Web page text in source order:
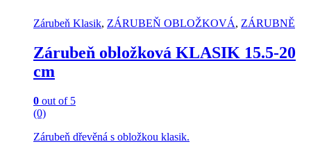
may
be
chosen
on
the
product
page
Zárubeň Klasik, ZÁRUBEŇ OBLOŽKOVÁ, ZÁRUBNĚ
Zárubeň obložková KLASIK 15.5-20
cm
0 out of 5
(0)
Zárubeň dřevěná s obložkou klasik.